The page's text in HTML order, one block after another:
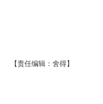
【责任编辑：舍得】